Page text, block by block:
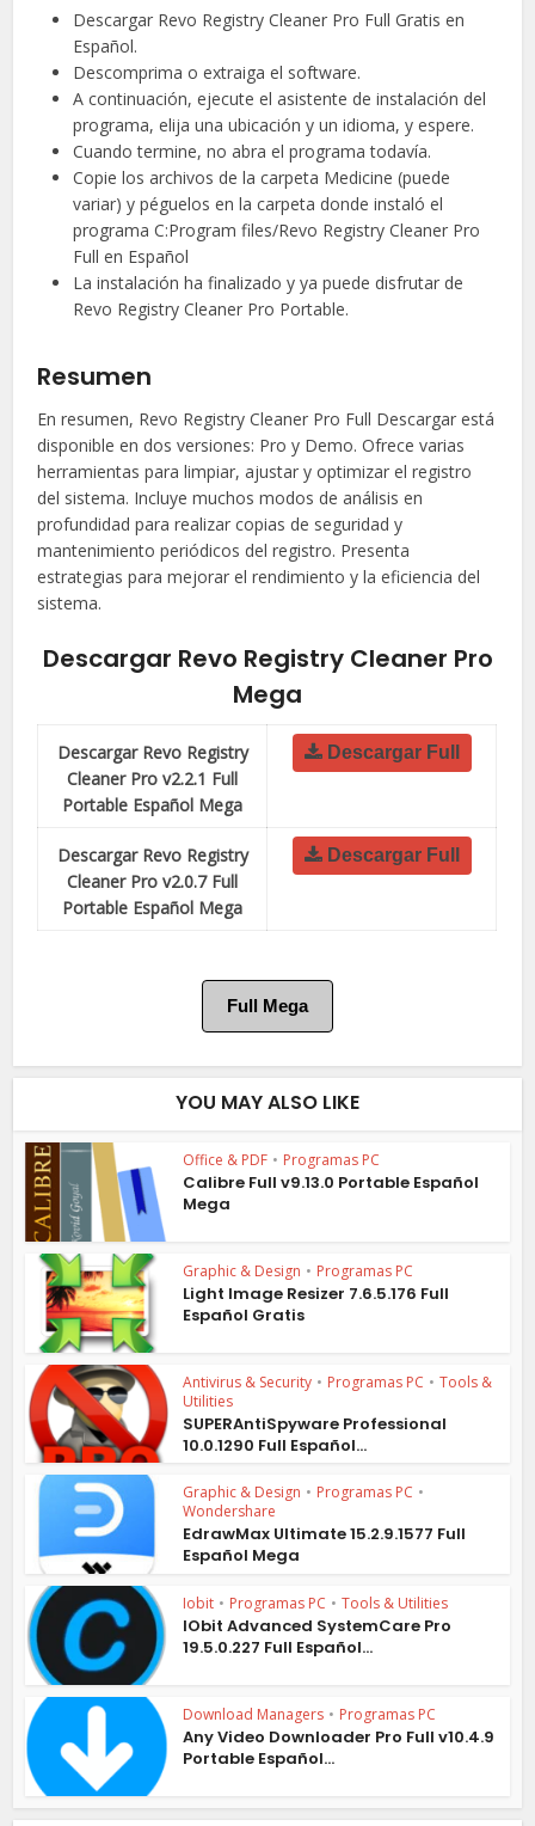
Descargar Revo Registry Cleaner Pro Full Gratis en
Español.
Descomprima o extraiga el software.
A continuación, ejecute el asistente de instalación del
programa, elija una ubicación y un idioma, y espere.
Cuando termine, no abra el programa todavía.
Copie los archivos de la carpeta Medicine (puede
variar) y péguelos en la carpeta donde instaló el
programa C:Program files/Revo Registry Cleaner Pro
Full en Español
La instalación ha finalizado y ya puede disfrutar de
Revo Registry Cleaner Pro Portable.
Resumen
En resumen, Revo Registry Cleaner Pro Full Descargar está
disponible en dos versiones: Pro y Demo. Ofrece varias
herramientas para limpiar, ajustar y optimizar el registro
del sistema. Incluye muchos modos de análisis en
profundidad para realizar copias de seguridad y
mantenimiento periódicos del registro. Presenta
estrategias para mejorar el rendimiento y la eficiencia del
sistema.
Descargar Revo Registry Cleaner Pro
Mega
Descargar Revo Registry
Cleaner Pro v2.2.1 Full
Portable Español Mega
Descargar Full
Descargar Revo Registry
Cleaner Pro v2.0.7 Full
Portable Español Mega
Descargar Full
Full Mega
YOU MAY ALSO LIKE
Office & PDF • Programas PC
Calibre Full v9.13.0 Portable Español
Mega
Graphic & Design • Programas PC
Light Image Resizer 7.6.5.176 Full
Español Gratis
Antivirus & Security • Programas PC • Tools &
Utilities
SUPERAntiSpyware Professional
10.0.1290 Full Español...
Graphic & Design • Programas PC •
Wondershare
EdrawMax Ultimate 15.2.9.1577 Full
Español Mega
Iobit • Programas PC • Tools & Utilities
IObit Advanced SystemCare Pro
19.5.0.227 Full Español...
Download Managers • Programas PC
Any Video Downloader Pro Full v10.4.9
Portable Español...